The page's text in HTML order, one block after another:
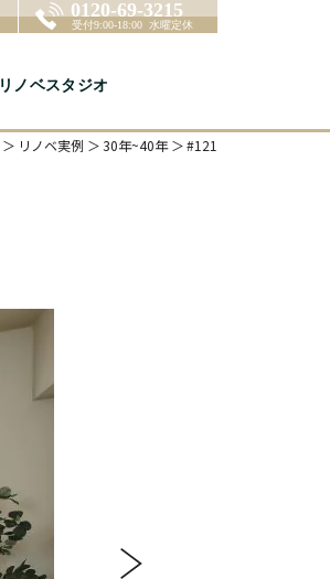
リノベスタジオ
リノベ実例 30年~40年 #121